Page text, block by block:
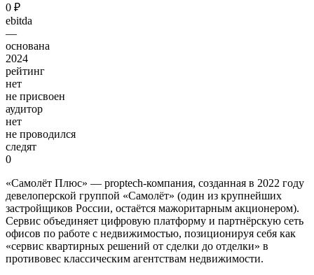
0 ₽
ebitda
—
основана
2024
рейтинг
нет
не присвоен
аудитор
нет
не проводился
следят
0
«Самолёт Плюс» — proptech-компания, созданная в 2022 году
девелоперской группой «Самолёт» (один из крупнейших
застройщиков России, остаётся мажоритарным акционером).
Сервис объединяет цифровую платформу и партнёрскую сеть
офисов по работе с недвижимостью, позиционируя себя как
«сервис квартирных решений от сделки до отделки» в
противовес классическим агентствам недвижимости.